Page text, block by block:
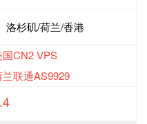
洛杉矶/荷兰/香港
国CN2 VPS
兰联通AS9929